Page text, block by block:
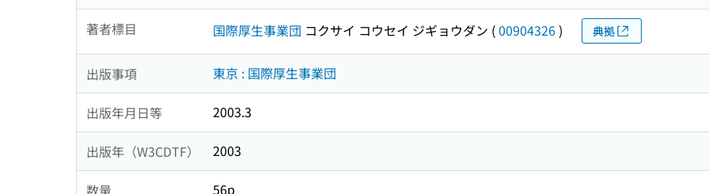
著者標目 国際厚生事業団 コクサイ コウセイ ジギョウダン (00904326) 典拠
出版事項 東京 : 国際厚生事業団
出版年月日等 2003.3
出版年（W3CDTF） 2003
数量 56p